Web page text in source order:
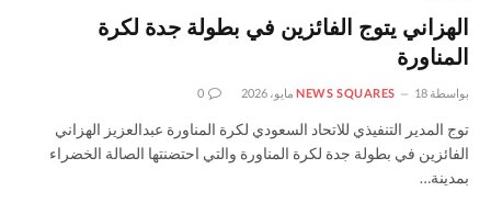
الهزاني يتوج الفائزين في بطولة جدة لكرة
المناورة
بواسطة NEWS SQUARES 18 مايو، 2026 0
توج المدير التنفيذي للاتحاد السعودي لكرة المناورة عبدالعزيز الهزاني
الفائزين في بطولة جدة لكرة المناورة والتي احتضنتها الصالة الخضراء
بمدينة…